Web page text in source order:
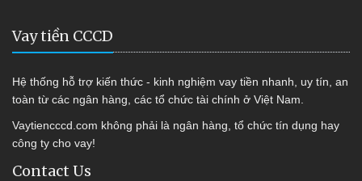
Vay tiền CCCD
Hệ thống hỗ trợ kiến thức - kinh nghiệm vay tiền nhanh, uy tín, an
toàn từ các ngân hàng, các tổ chức tài chính ở Việt Nam.
Vaytiencccd.com không phải là ngân hàng, tổ chức tín dụng hay
công ty cho vay!
Contact Us